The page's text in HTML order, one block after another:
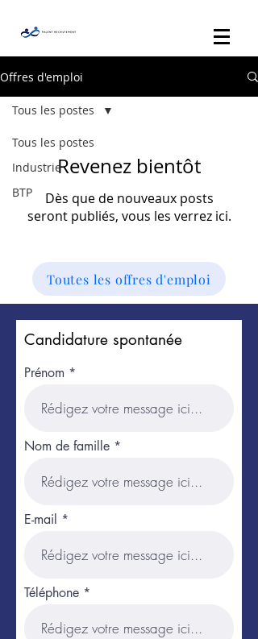
Offres d'emploi
Tous les postes
Industrie
BTP
Tous les postes
Revenez bientôt
Dès que de nouveaux posts
seront publiés, vous les verrez ici.
Toutes les offres d'emploi
Candidature spontanée
Prénom
Nom de famille
E-mail
Téléphone